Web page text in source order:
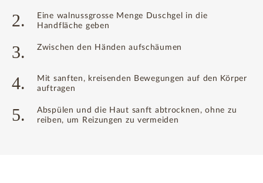
2.
Eine walnussgrosse Menge Duschgel in die
Handfläche geben
3. Zwischen den Händen aufschäumen
4.
Mit sanften, kreisenden Bewegungen auf den Körper
auftragen
5.
Abspülen und die Haut sanft abtrocknen, ohne zu
reiben, um Reizungen zu vermeiden